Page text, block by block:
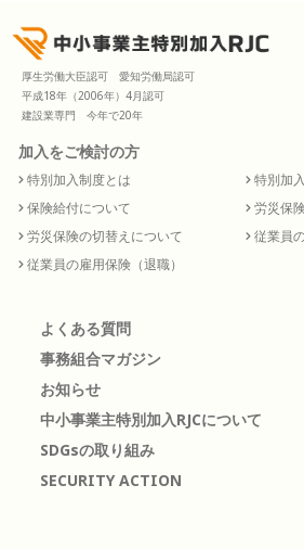
厚生労働大臣認可 愛知労働局認可
平成18年（2006年）4月認可
建設業専門 今年で20年
加入をご検討の方
特別加入制度とは
特別加
保険給付について
労災保
労災保険の切替えについて
従業員
従業員の雇用保険（退職）
よくある質問
事務組合マガジン
お知らせ
中小事業主特別加入RJCについて
SDGsの取り組み
SECURITY ACTION